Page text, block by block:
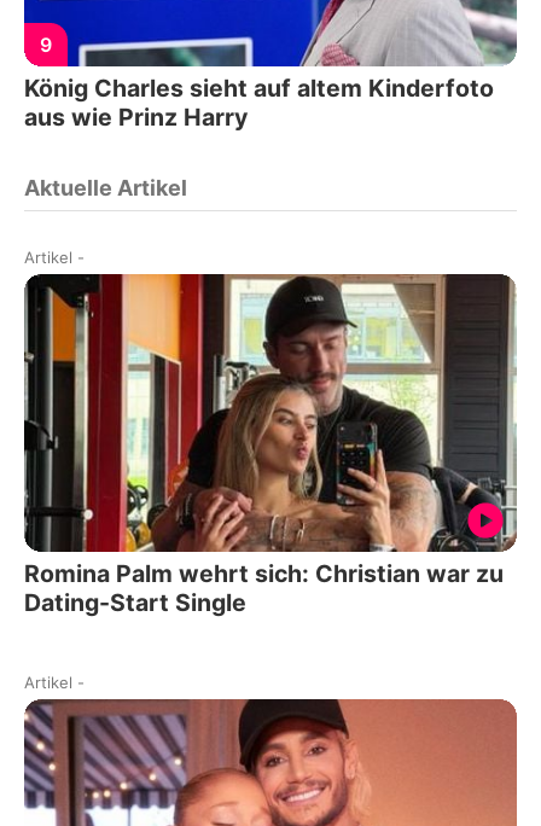
9
König Charles sieht auf altem Kinderfoto
aus wie Prinz Harry
Aktuelle Artikel
Artikel -
Romina Palm wehrt sich: Christian war zu
Dating-Start Single
Artikel -